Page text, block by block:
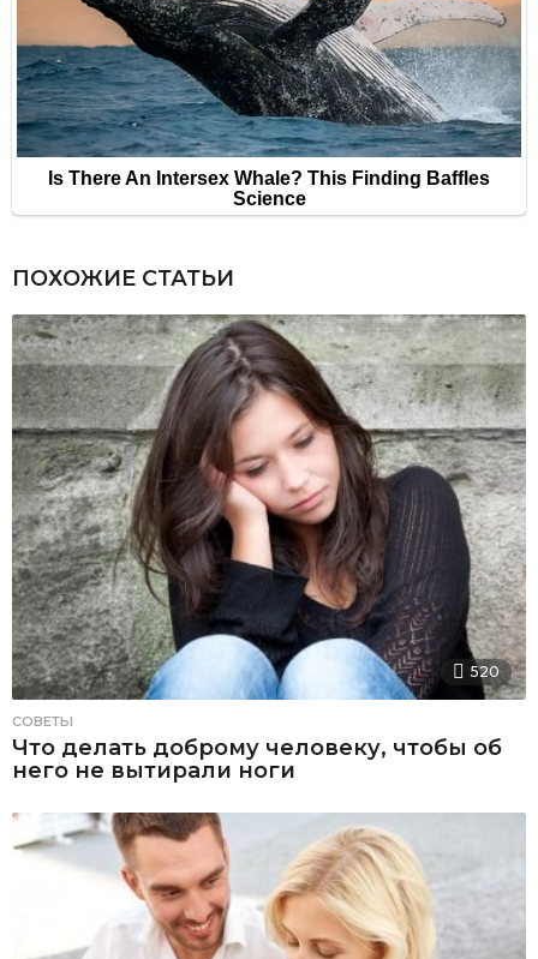
ПОХОЖИЕ СТАТЬИ
520
СОВЕТЫ
Что делать доброму человеку, чтобы об
него не вытирали ноги